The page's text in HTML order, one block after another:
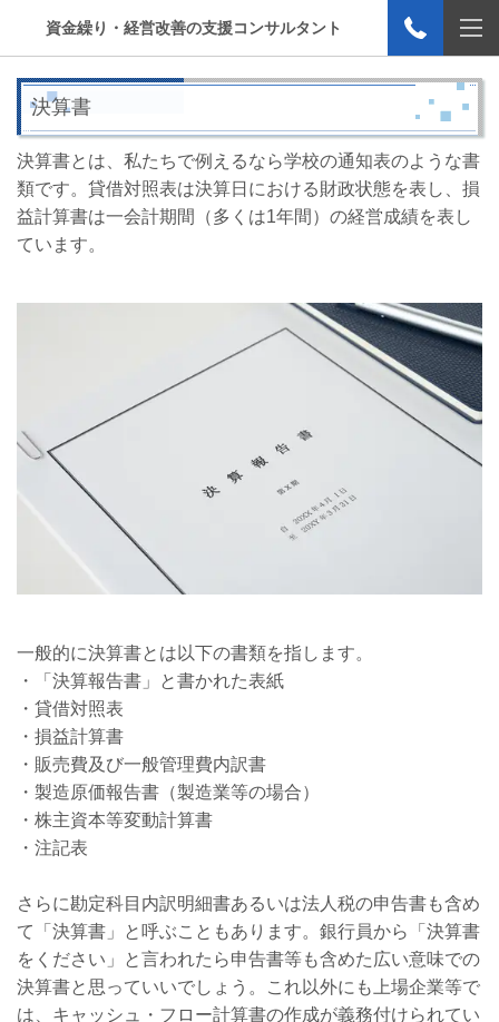
資金繰り・経営改善の支援コンサルタント
決算書
決算書とは、私たちで例えるなら学校の通知表のような書
類です。 貸借対照表は決算日における財政状態を表し、損
益計算書は一会計期間（多くは1年間）の経営成績を表し
ています。
一般的に決算書とは以下の書類を指します。
・「決算報告書」と書かれた表紙
・貸借対照表
・損益計算書
・販売費及び一般管理費内訳書
・製造原価報告書（製造業等の場合）
・株主資本等変動計算書
・注記表
さらに勘定科目内訳明細書あるいは法人税の申告書も含め
て「決算書」と呼ぶこともあります。銀行員から「決算書
をください」と言われたら申告書等も含めた広い意味での
決算書と思っていいでしょう。これ以外にも上場企業等で
は、キャッシュ・フロー計算書の作成が義務付けられてい